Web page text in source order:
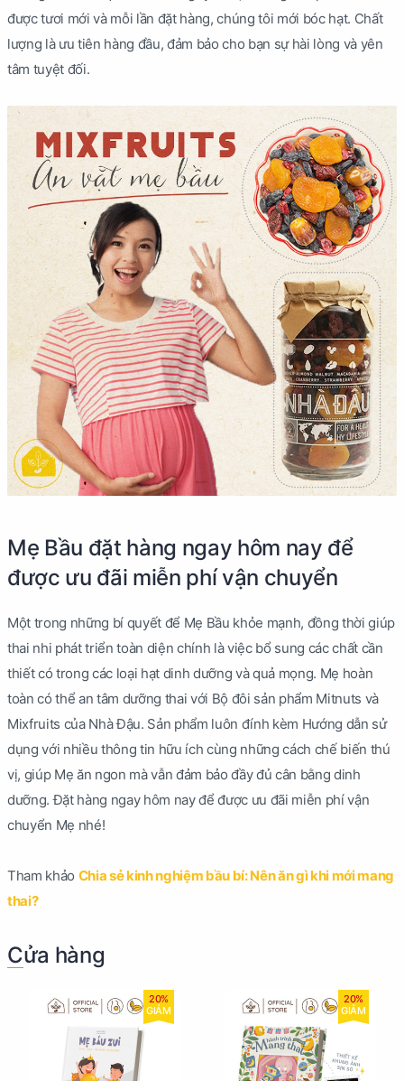
được tươi mới và mỗi lần đặt hàng, chúng tôi mới bóc hạt. Chất
lượng là ưu tiên hàng đầu, đảm bảo cho bạn sự hài lòng và yên
tâm tuyệt đối.
Mẹ Bầu đặt hàng ngay hôm nay để
được ưu đãi miễn phí vận chuyển
Một trong những bí quyết để Mẹ Bầu khỏe mạnh, đồng thời giúp
thai nhi phát triển toàn diện chính là việc bổ sung các chất cần
thiết có trong các loại hạt dinh dưỡng và quả mọng. Mẹ hoàn
toàn có thể an tâm dưỡng thai với Bộ đôi sản phẩm Mitnuts và
Mixfruits của Nhà Đậu. Sản phẩm luôn đính kèm Hướng dẫn sử
dụng với nhiều thông tin hữu ích cùng những cách chế biến thú
vị, giúp Mẹ ăn ngon mà vẫn đảm bảo đầy đủ cân bằng dinh
dưỡng. Đặt hàng ngay hôm nay để được ưu đãi miễn phí vận
chuyển Mẹ nhé!
Tham khảo Chia sẻ kinh nghiệm bầu bí: Nên ăn gì khi mới mang
thai?
Cửa hàng
20%
GIẢM
20%
GIẢM